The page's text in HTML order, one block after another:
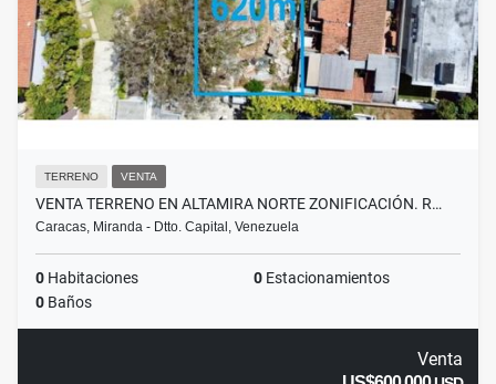
TERRENO VENTA
VENTA TERRENO EN ALTAMIRA NORTE ZONIFICACIÓN. R…
Caracas, Miranda - Dtto. Capital, Venezuela
0 Habitaciones 0 Estacionamientos
0 Baños
Venta